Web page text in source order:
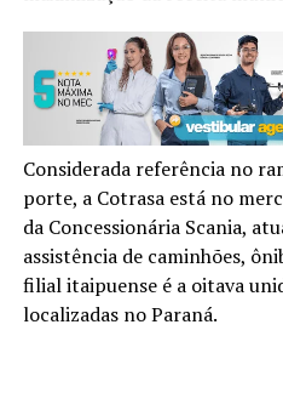
Considerada referência no
porte, a Cotrasa está no
da Concessionária Scania,
assistência de caminhões,
filial itaipuense é a oitava
localizadas no Paraná.